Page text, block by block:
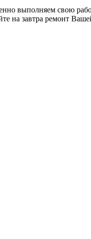
выполняем свою
на завтра ремонт